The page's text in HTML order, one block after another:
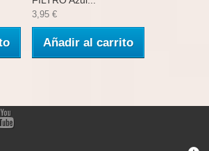
3,95 €
Añadir al carrito